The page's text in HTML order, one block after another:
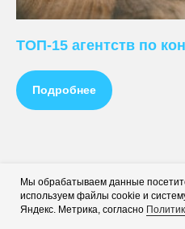
ТОП-15 агентств по
Подробнее
Мы обрабатываем данные
используем файлы cookie и
Яндекс. Метрика, согласно